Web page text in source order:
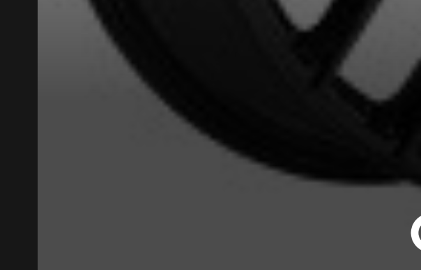
1-866-220-8025
*Attention cette dimension représente une possibilité
véhicule directement avant de commander.